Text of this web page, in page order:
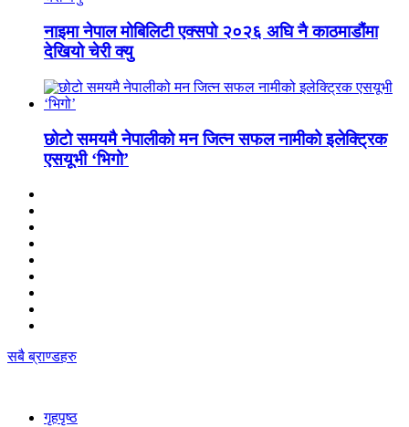
नाइमा नेपाल मोबिलिटी एक्सपो २०२६ अघि नै काठमाडौंमा
देखियो चेरी क्यु
छोटो समयमै नेपालीको मन जित्न सफल नामीको इलेक्ट्रिक
एसयूभी ‘भिगो’
सबै ब्राण्डहरु
गृहपृष्‍ठ